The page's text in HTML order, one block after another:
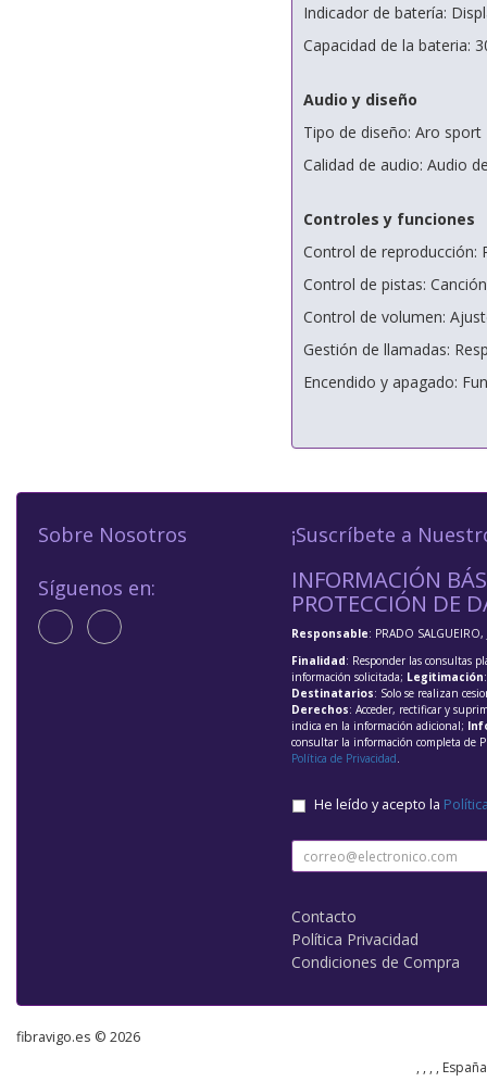
Indicador de batería:
Capacidad de la bateria:
Audio y diseño
Tipo de diseño: Aro sport
Calidad de audio: Audio
Controles y funciones
Control de reproducción:
Control de pistas:
Control de volumen:
Gestión de llamadas:
Encendido y apagado:
Sobre Nosotros
Síguenos en:
¡Suscríbete a
INFORMACIÓN
PROTECCIÓN DE
Responsable: PRADO SALGUEIRO,
Finalidad: Responder las consultas
información solicitada; Legitimación
Destinatarios: Solo se realizan
Derechos: Acceder, rectificar y
indica en la información adicional;
consultar la información completa de
Política de Privacidad.
He leído y acepto la
Contacto
Política Privacidad
Condiciones de Compra
fibravigo.es © 2026
, , , ,